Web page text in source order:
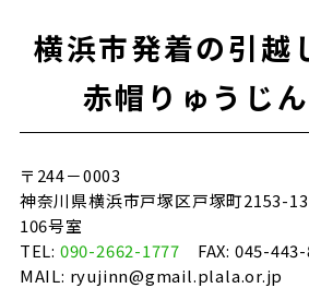
横浜市発着の引越
赤帽りゅうじ
〒244－0003
神奈川県横浜市戸塚区戸塚町2153-
106号室
TEL: 090-2662-1777 FAX: 045-
MAIL: ryujinn@gmail.plala.or.jp